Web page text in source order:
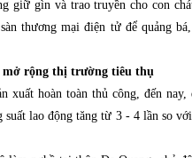
giữ gìn và trao truyền cho con
thương mại điện tử để quảng
rộng thị trường tiêu thụ
xuất hoàn toàn thủ công, đến
suất lao động tăng từ 3 - 4 lần so